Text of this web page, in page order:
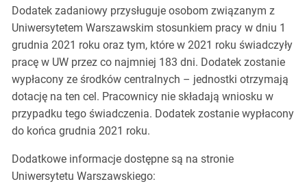
Dodatek zadaniowy przysługuje osobom związanym z
Uniwersytetem Warszawskim stosunkiem pracy w dniu 1
grudnia 2021 roku oraz tym, które w 2021 roku świadczyły
pracę w UW przez co najmniej 183 dni. Dodatek zostanie
wypłacony ze środków centralnych – jednostki otrzymają
dotację na ten cel. Pracownicy nie składają wniosku w
przypadku tego świadczenia. Dodatek zostanie wypłacony
do końca grudnia 2021 roku.
Dodatkowe informacje dostępne są na stronie
Uniwersytetu Warszawskiego: